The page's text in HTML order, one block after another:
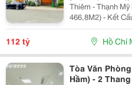
Thiêm - Thạnh
466,8M2) - Kết
Dtsxd: 540.2M2,
Koi + Hầm
112 tỷ Hồ Chí
Tòa Văn
Hầm) - 2